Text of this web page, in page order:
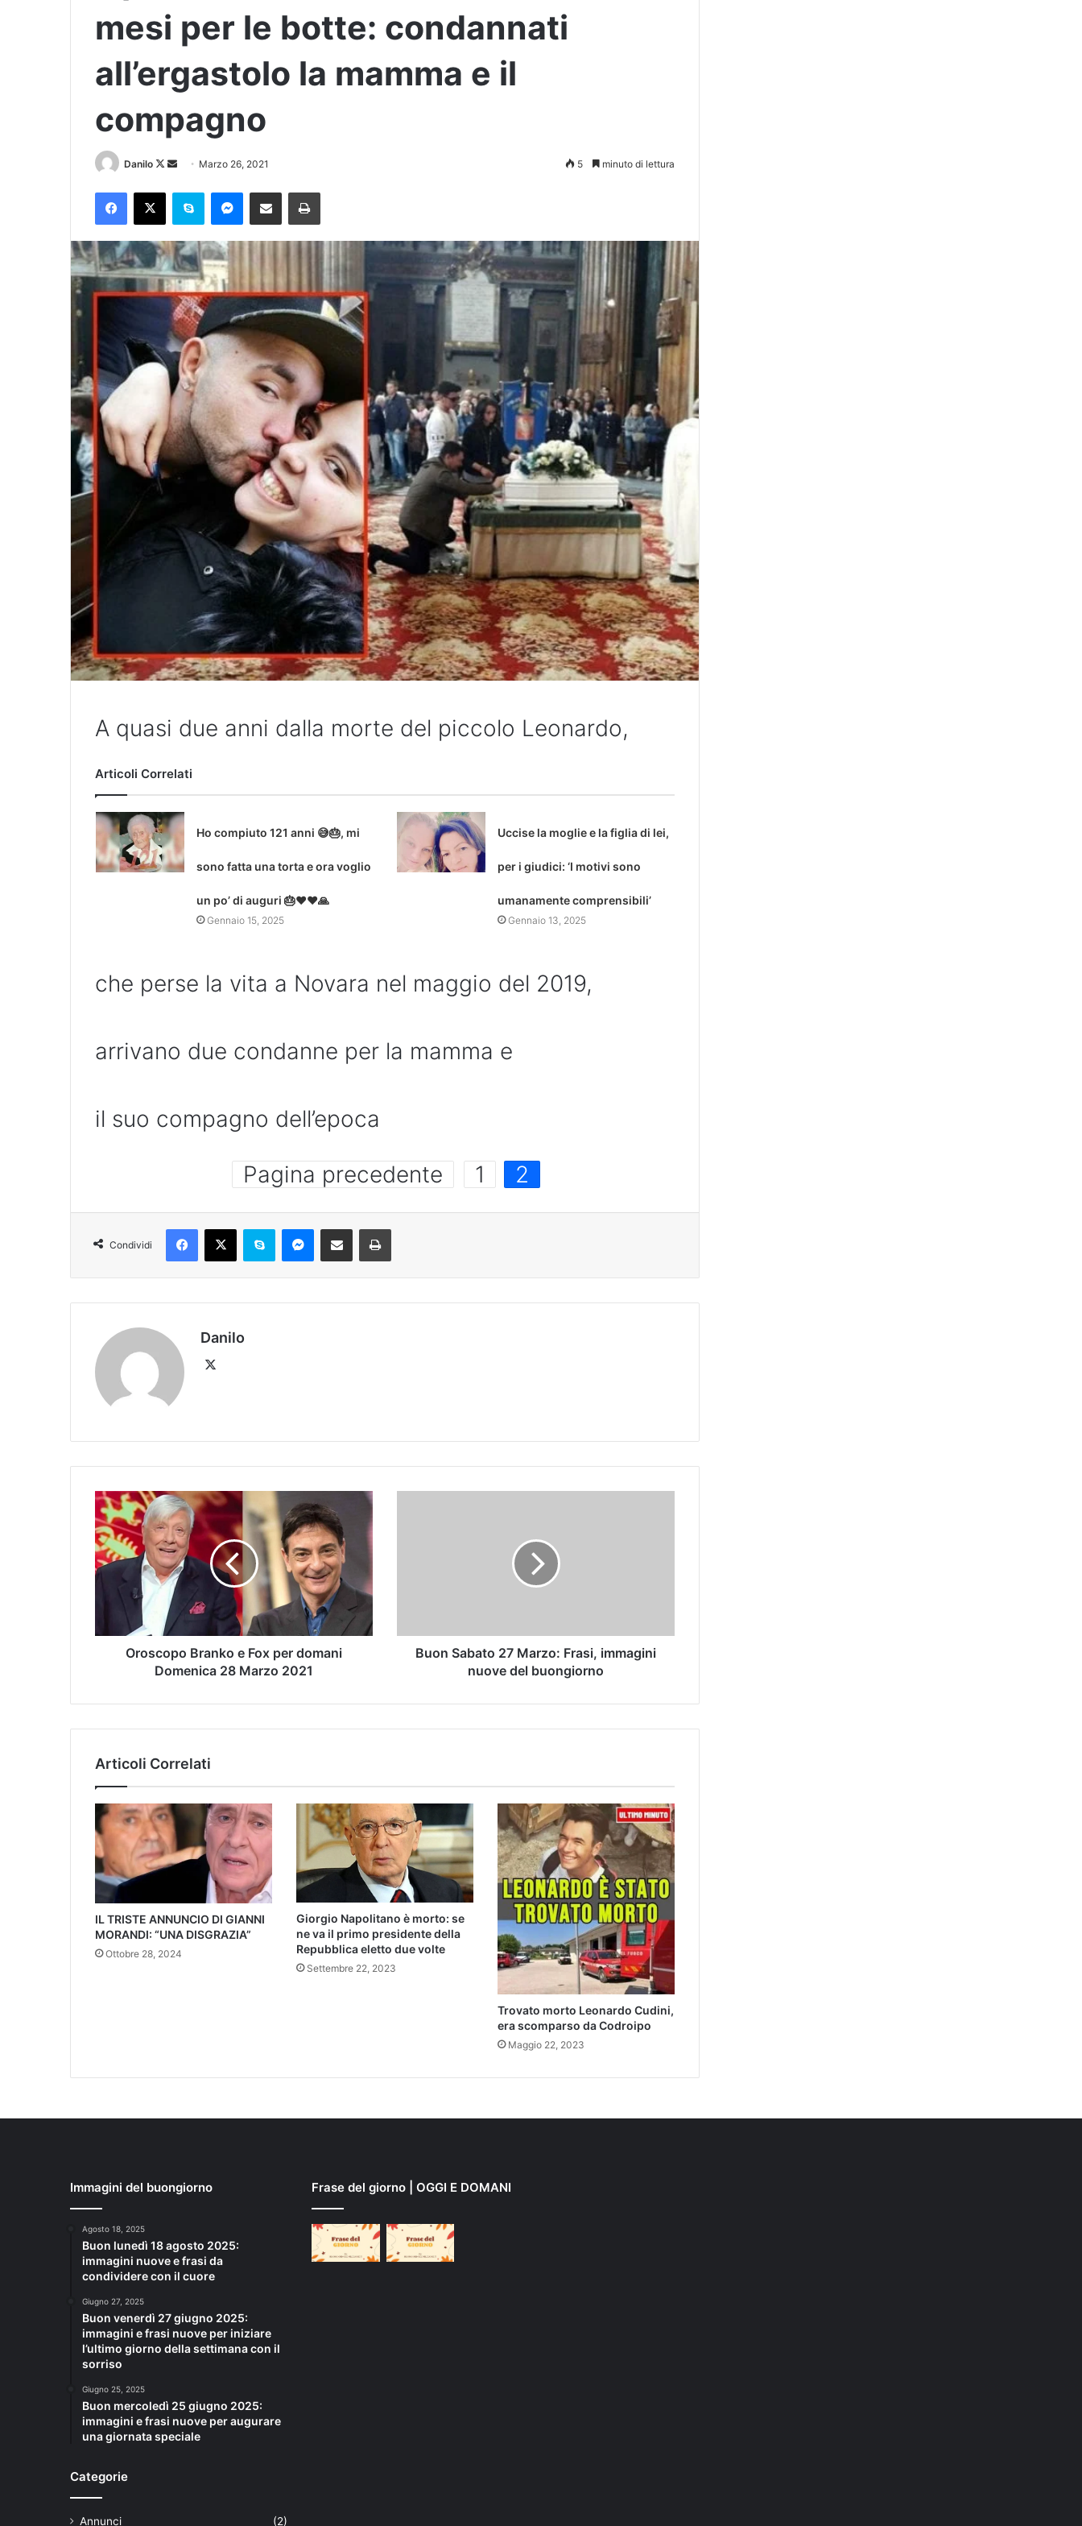
mesi per le botte: condannati
all’ergastolo la mamma e il
compagno
Danilo Marzo 26, 2021 5 minuto di lettura
A quasi due anni dalla morte del piccolo Leonardo,
Articoli Correlati
Ho compiuto 121 anni 😅🎂, mi
sono fatta una torta e ora voglio
un po’ di auguri 🎂❤❤🙏
Gennaio 15, 2025
Uccise la moglie e la figlia di lei,
per i giudici: ‘I motivi sono
umanamente comprensibili’
Gennaio 13, 2025
che perse la vita a Novara nel maggio del 2019,
arrivano due condanne per la mamma e
il suo compagno dell’epoca
Pagina precedente 1 2
Condividi
Danilo
Oroscopo Branko e Fox per domani
Domenica 28 Marzo 2021
Buon Sabato 27 Marzo: Frasi, immagini
nuove del buongiorno
Articoli Correlati
IL TRISTE ANNUNCIO DI GIANNI
MORANDI: “UNA DISGRAZIA”
Ottobre 28, 2024
Giorgio Napolitano è morto: se
ne va il primo presidente della
Repubblica eletto due volte
Settembre 22, 2023
Trovato morto Leonardo Cudini,
era scomparso da Codroipo
Maggio 22, 2023
Immagini del buongiorno
Agosto 18, 2025
Buon lunedì 18 agosto 2025:
immagini nuove e frasi da
condividere con il cuore
Giugno 27, 2025
Buon venerdì 27 giugno 2025:
immagini e frasi nuove per iniziare
l’ultimo giorno della settimana con il
sorriso
Giugno 25, 2025
Buon mercoledì 25 giugno 2025:
immagini e frasi nuove per augurare
una giornata speciale
Categorie
Annunci (2)
Frase del giorno | OGGI E DOMANI